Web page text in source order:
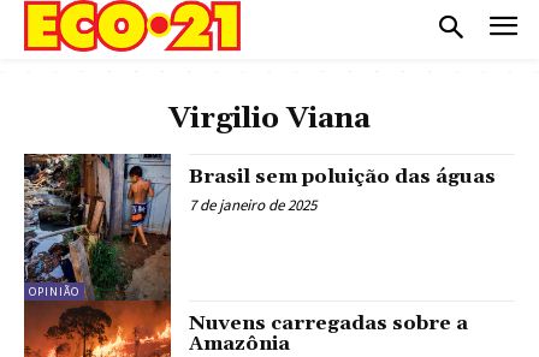
Virgilio Viana
OPINIÃO
Brasil sem poluição das águas
7 de janeiro de 2025
Nuvens carregadas sobre a
Amazônia